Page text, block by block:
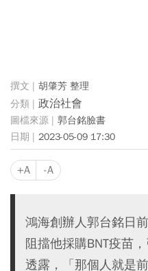
胡肇芳 整理
政治社會
郭台銘臉書
2023-05-09 17:30
+A -A
鴻海創辦人郭台銘日
阻擋他採購BNT疫苗
透露，「那個人就是